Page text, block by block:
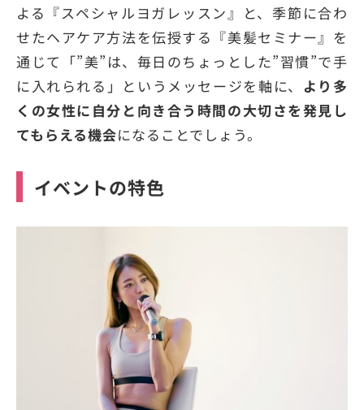
よる『スペシャルヨガレッスン』と、季節に合わ
せたヘアケア方法を伝授する『美髪セミナー』を
通じて「”美”は、毎日のちょっとした”習慣”で手
に入れられる」というメッセージを軸に、 より多
くの女性に自分と向き合う時間の大切さを発見し
てもらえる機会になることでしょう。
イベントの特色